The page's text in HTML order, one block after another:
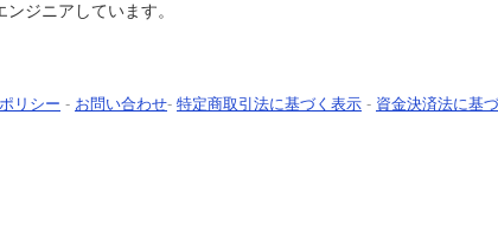
ジニアしています。
リシー - お問い合わせ- 特定商取引法に基づく表示 - 資金決済法に基